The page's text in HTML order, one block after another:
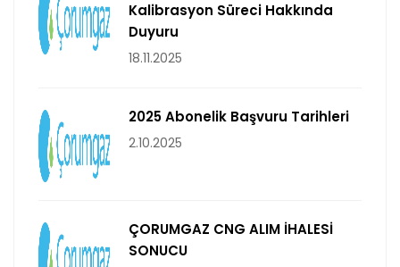
Kalibrasyon Süreci Hakkında
Duyuru
18.11.2025
2025 Abonelik Başvuru Tarihleri
2.10.2025
ÇORUMGAZ CNG ALIM İHALESİ
SONUCU